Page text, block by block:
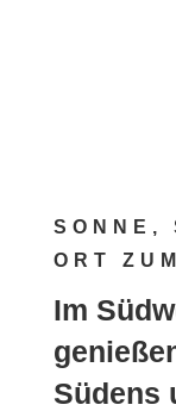
SONNE,
ORT
Im
Südens